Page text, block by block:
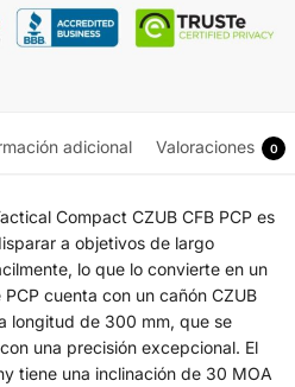
adicional Valoraciones 0
Compact CZUB CFB PCP es
a objetivos de largo
lo que lo convierte en un
cuenta con un cañón CZUB
longitud de 300 mm, que se
una precisión excepcional. El
tiene una inclinación de 30 MOA